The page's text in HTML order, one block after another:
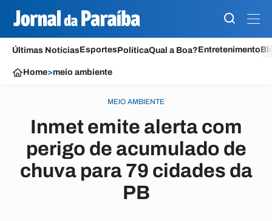
Últimas NotíciasEsportesPolíticaQual a Boa?Entretenimento
Home>meio ambiente
MEIO AMBIENTE
Inmet emite alerta com
perigo de acumulado de
chuva para 79 cidades da
PB